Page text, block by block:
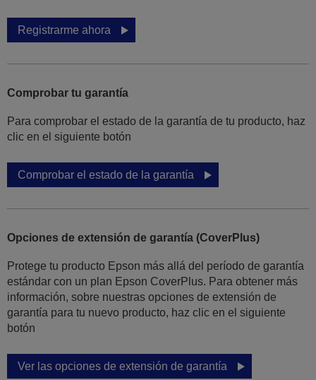
Registrarme ahora
Comprobar tu garantía
Para comprobar el estado de la garantía de tu producto, haz
clic en el siguiente botón
Comprobar el estado de la garantía
Opciones de extensión de garantía (CoverPlus)
Protege tu producto Epson más allá del período de garantía
estándar con un plan Epson CoverPlus. Para obtener más
información, sobre nuestras opciones de extensión de
garantía para tu nuevo producto, haz clic en el siguiente
botón
Ver las opciones de extensión de garantía